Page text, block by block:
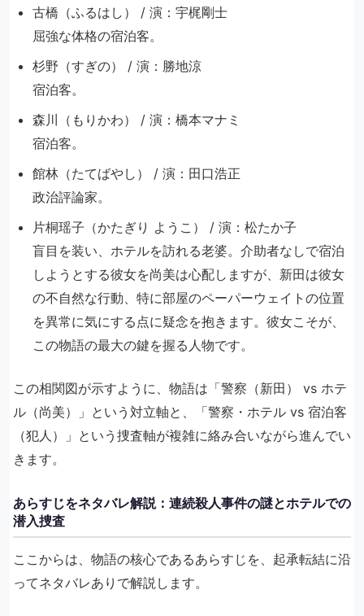
古橋（ふるはし） / 演：宇梶剛士
屈強な体格の宿泊客。
杉野（すぎの） / 演：勝地涼
宿泊客。
森川（もりかわ） / 演：橋本マナミ
宿泊客。
館林（たてばやし） / 演：田口浩正
政治評論家。
片桐瑶子（かたぎり ようこ） / 演：松たか子
盲目を装い、ホテルを訪れる老婆。介助者なしで宿泊
しようとする彼女を尚美は心配しますが、新田は彼女
の不自然な行動、特に部屋のペーパーウェイトの位置
を異常に気にする点に疑念を抱きます。彼女こそが、
この物語の最大の鍵を握る人物です。
この相関図が示すように、物語は「警察（新田） vs ホテ
ル（尚美）」という対立軸と、「警察・ホテル vs 宿泊客
（犯人）」という捜査軸が複雑に絡み合いながら進んでい
きます。
あらすじをネタバレ解説：連続殺人事件の謎とホテルでの
潜入捜査
ここからは、物語の核心であるあらすじを、起承転結に沿
ってネタバレありで解説します。